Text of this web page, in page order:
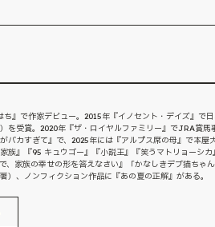
』で作家デビュー。2015年『イノセント・デイズ』で
を受賞。2020年『ザ・ロイヤルファミリー』でJRA賞馬
バカすぎて』で、2025年には『アルプス席の母』で本屋
族』『95 キュウゴー』『小説王』『笑うマトリョーシカ
、家族の幸せの形を答えなさい』「かなしきデブ猫ちゃ
）、ノンフィクション作品に『あの夏の正解』がある。